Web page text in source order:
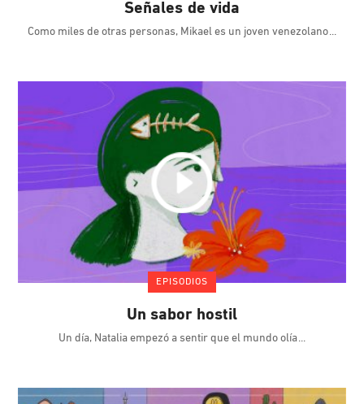
Señales de vida
Como miles de otras personas, Mikael es un joven venezolano
EPISODIOS
Un sabor hostil
Un día, Natalia empezó a sentir que el mundo olía